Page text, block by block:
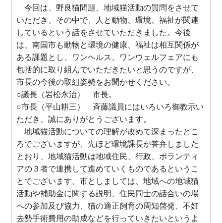
今回は、野良猫問題、地域猫活動の質問をさせて
いただき、その中で、人と動物、環境、福祉が関連
しているという話をさせていただきました。今後
は、南国市も動物と環境の健康、福祉は相互関係が
ある課題とし、ワンヘルス、ワンウェルフェアにも
包括的に取り組んでいただきたいと思うのですが、
市長の今後の取組姿勢をお聞かせください。
○議長（岩松永治） 市長。
○市長（平山耕三） 斉藤議員にはいろいろ御教示い
ただき、誠にありがとうございます。
地域猫活動についての理解が改めて深まったとこ
ろでございますが、先ほど環境課長が答弁しました
とおり、地域猫活動は地域住民、行政、ボランティ
アの３者で連携して進めていくものであるというこ
とでございます。市としましては、地域への地域猫
活動や補助金に関する説明、住民同士の話合いの場
への参加及び協力、猫の適正飼育の周知啓発、不妊
去勢手術費用の助成などを行っていきたいというよ